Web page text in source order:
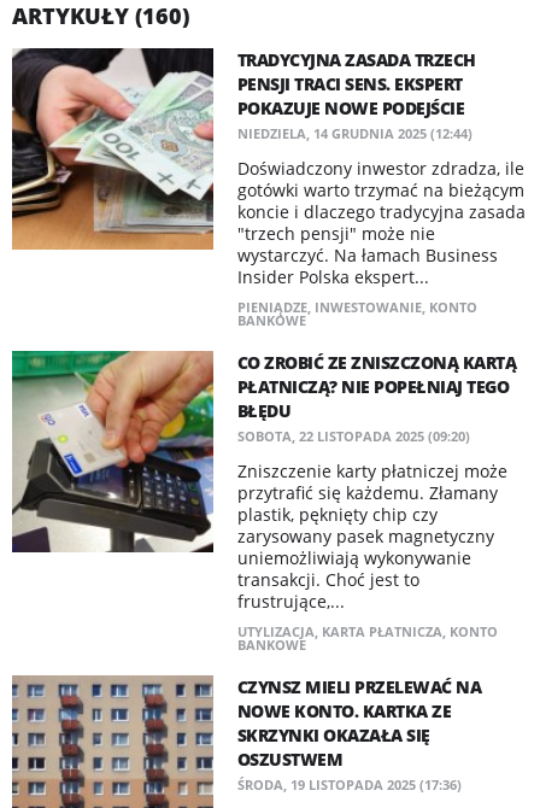
ARTYKUŁY (160)
TRADYCYJNA ZASADA TRZECH
PENSJI TRACI SENS. EKSPERT
POKAZUJE NOWE PODEJŚCIE
NIEDZIELA, 14 GRUDNIA 2025 (12:44)
Doświadczony inwestor zdradza, ile
gotówki warto trzymać na bieżącym
koncie i dlaczego tradycyjna zasada
"trzech pensji" może nie
wystarczyć. Na łamach Business
Insider Polska ekspert...
PIENIĄDZE, INWESTOWANIE, KONTO
BANKOWE
CO ZROBIĆ ZE ZNISZCZONĄ KARTĄ
PŁATNICZĄ? NIE POPEŁNIAJ TEGO
BŁĘDU
SOBOTA, 22 LISTOPADA 2025 (09:20)
Zniszczenie karty płatniczej może
przytrafić się każdemu. Złamany
plastik, pęknięty chip czy
zarysowany pasek magnetyczny
uniemożliwiają wykonywanie
transakcji. Choć jest to
frustrujące,...
UTYLIZACJA, KARTA PŁATNICZA, KONTO
BANKOWE
CZYNSZ MIELI PRZELEWAĆ NA
NOWE KONTO. KARTKA ZE
SKRZYNKI OKAZAŁA SIĘ
OSZUSTWEM
ŚRODA, 19 LISTOPADA 2025 (17:36)